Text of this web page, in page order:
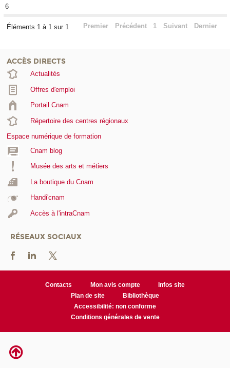
6
Éléments 1 à 1 sur 1 Premier Précédent 1 Suivant Dernier
ACCÈS DIRECTS
Actualités
Offres d'emploi
Portail Cnam
Répertoire des centres régionaux
Espace numérique de formation
Cnam blog
Musée des arts et métiers
La boutique du Cnam
Handi'cnam
Accès à l'intraCnam
RÉSEAUX SOCIAUX
Contacts Mon avis compte
Infos site
Plan de site
Bibliothèque
Accessibilité: non conforme
Conditions générales de vente